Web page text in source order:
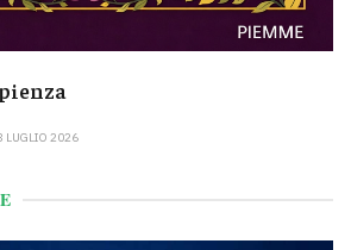
LUGLIO 2026